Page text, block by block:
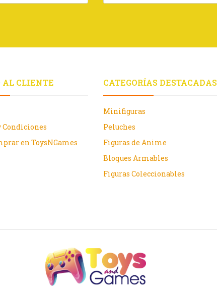
AL CLIENTE
en ToysNGames
CATEGORÍAS DESTACADAS
Minifiguras
Peluches
Figuras de Anime
Bloques Armables
Figuras Coleccionables